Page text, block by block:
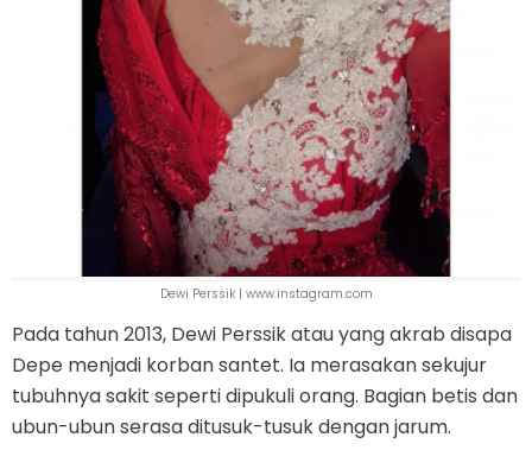
Dewi Perssik | www.instagram.com
Pada tahun 2013, Dewi Perssik atau yang akrab disapa
Depe menjadi korban santet. Ia merasakan sekujur
tubuhnya sakit seperti dipukuli orang. Bagian betis dan
ubun-ubun serasa ditusuk-tusuk dengan jarum.